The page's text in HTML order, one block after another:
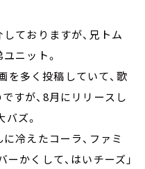
ておりますが、兄トム
ニット。
を多く投稿していて、歌
すが、8月にリリースし
ズ。
冷えたコーラ、ファミ
かくして、はいチーズ」